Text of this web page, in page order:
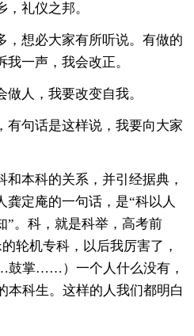
礼仪之邦。
，想必大家有所听说。有做的
一声，我会改正。
人，我要改变自我。
有句话是这样说，我要向大家
本科的关系，并引经据典，
龚定庵的一句话，是“科以人
”。科，就是科举，高考前
轮机专科，以后我厉害了，
掌……）一个人什么没有，
本科生。这样的人我们都明白